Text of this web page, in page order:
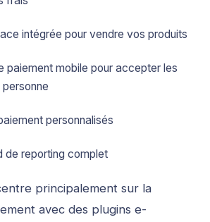
intégrée pour vendre vos produits
paiement mobile pour accepter les
personnalisés
de reporting complet
principalement sur la
avec des plugins e-